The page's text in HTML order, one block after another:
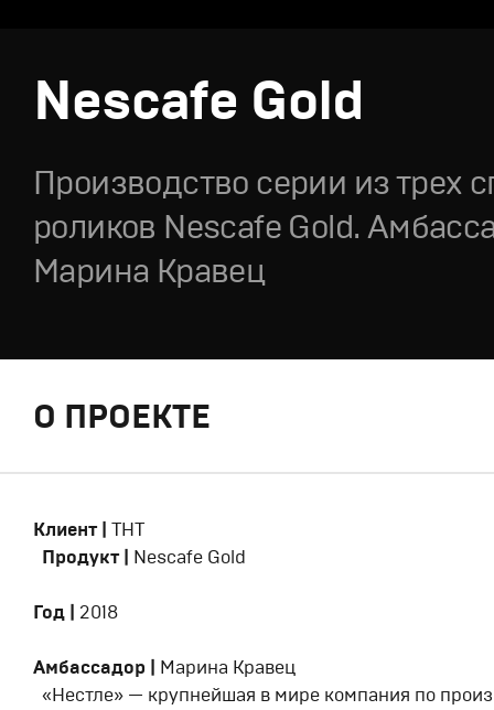
Nescafe Gold
Производство серии из трех
роликов Nescafe Gold.
Марина Кравец
О ПРОЕКТЕ
Клиент
ТНТ
Продукт | Nescafe Gold
Год | 2018
Амбассадор |
Марина Кравец
«Нестле» — крупнейшая в мире компания по